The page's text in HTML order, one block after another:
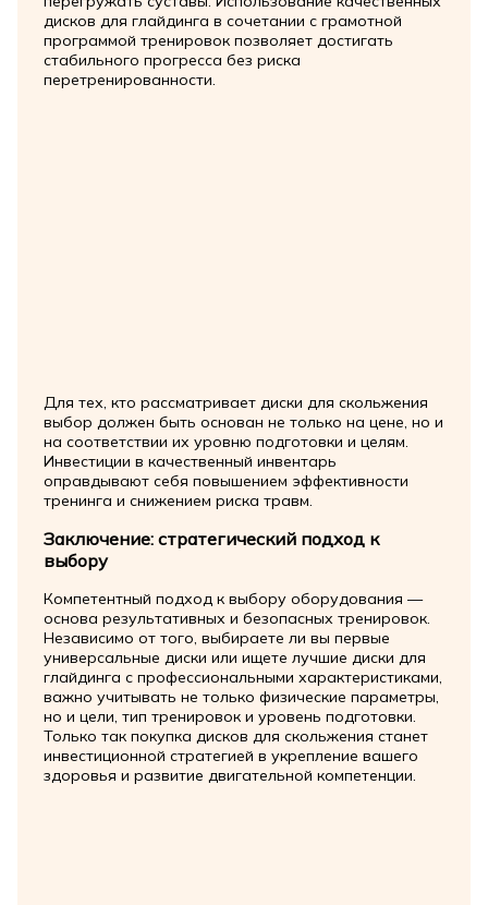
дисков для глайдинга в сочетании с грамотной
программой тренировок позволяет достигать
стабильного прогресса без риска
перетренированности.
Для тех, кто рассматривает диски для скольжения
выбор должен быть основан не только на цене, но и
на соответствии их уровню подготовки и целям.
Инвестиции в качественный инвентарь
оправдывают себя повышением эффективности
тренинга и снижением риска травм.
Заключение: стратегический подход к
выбору
Компетентный подход к выбору оборудования —
основа результативных и безопасных тренировок.
Независимо от того, выбираете ли вы первые
универсальные диски или ищете лучшие диски для
глайдинга с профессиональными характеристиками,
важно учитывать не только физические параметры,
но и цели, тип тренировок и уровень подготовки.
Только так покупка дисков для скольжения станет
инвестиционной стратегией в укрепление вашего
здоровья и развитие двигательной компетенции.